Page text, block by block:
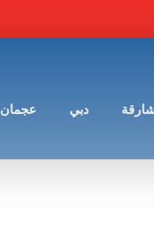
دبي عجمان